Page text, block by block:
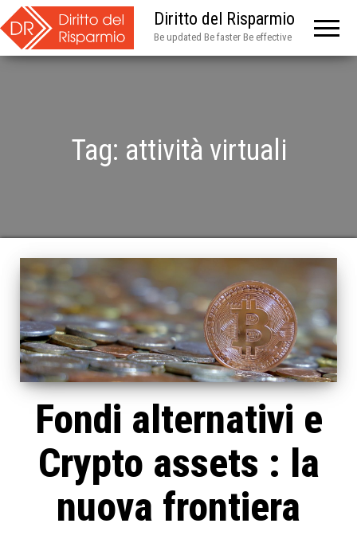
Diritto del Risparmio
Be updated Be faster Be effective
Tag: attività virtuali
Fondi alternativi e
Crypto assets : la
nuova frontiera